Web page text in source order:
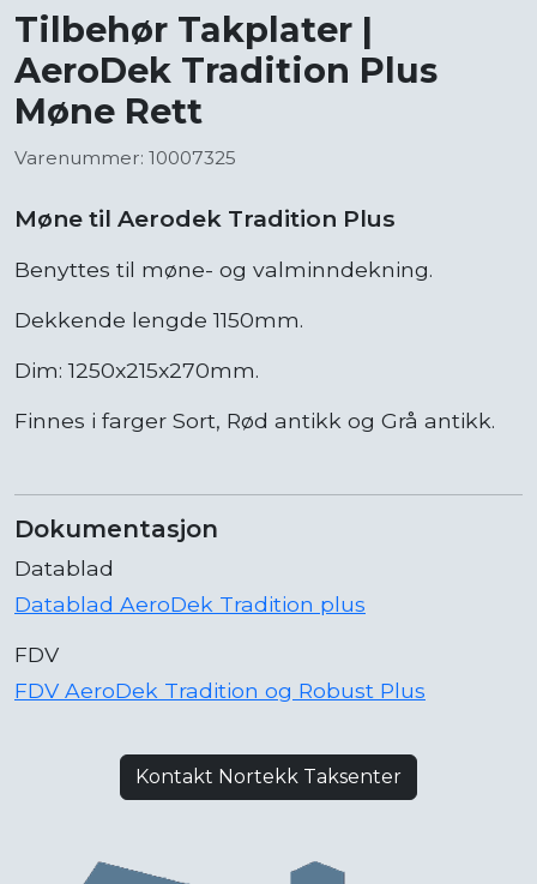
Tilbehør Takplater |
AeroDek Tradition Plus
Møne Rett
Varenummer: 10007325
Møne til Aerodek Tradition Plus
Benyttes til møne- og valminndekning.
Dekkende lengde 1150mm.
Dim: 1250x215x270mm.
Finnes i farger Sort, Rød antikk og Grå antikk.
Dokumentasjon
Datablad
Datablad AeroDek Tradition plus
FDV
FDV AeroDek Tradition og Robust Plus
Kontakt Nortekk Taksenter